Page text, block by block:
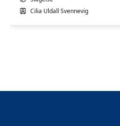
Cilia Uldall Svennevig